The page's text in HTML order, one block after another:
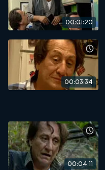
00:01:20
00:03:34
00:04:11